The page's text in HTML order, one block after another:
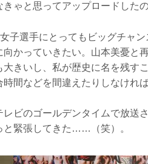
ゃと思ってアップロードしたの
女子選手にとってもビッグチャ
向かっていきたい。山本美憂と
大きいし、私が歴史に名を残す
時間などを間違えたりしなけれ
レビのゴールデンタイムで放
と緊張してきた……（笑）。